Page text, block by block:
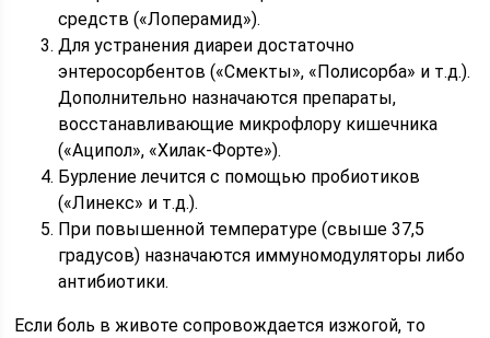
средств («Лоперамид»).
Для устранения диареи достаточно
энтеросорбентов («Смекты», «Полисорба» и т.д.).
Дополнительно назначаются препараты,
восстанавливающие микрофлору кишечника
(«Аципол», «Хилак-Форте»).
Бурление лечится с помощью пробиотиков
(«Линекс» и т.д.).
При повышенной температуре (свыше 37,5
градусов) назначаются иммуномодуляторы либо
антибиотики.
Если боль в животе сопровождается изжогой, то